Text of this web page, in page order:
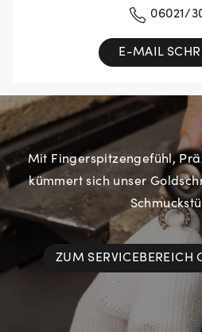
06021/
E-MAIL
Mit Fingerspitzengefühl,
kümmert sich unser
ZUM SERVICEBEREICH